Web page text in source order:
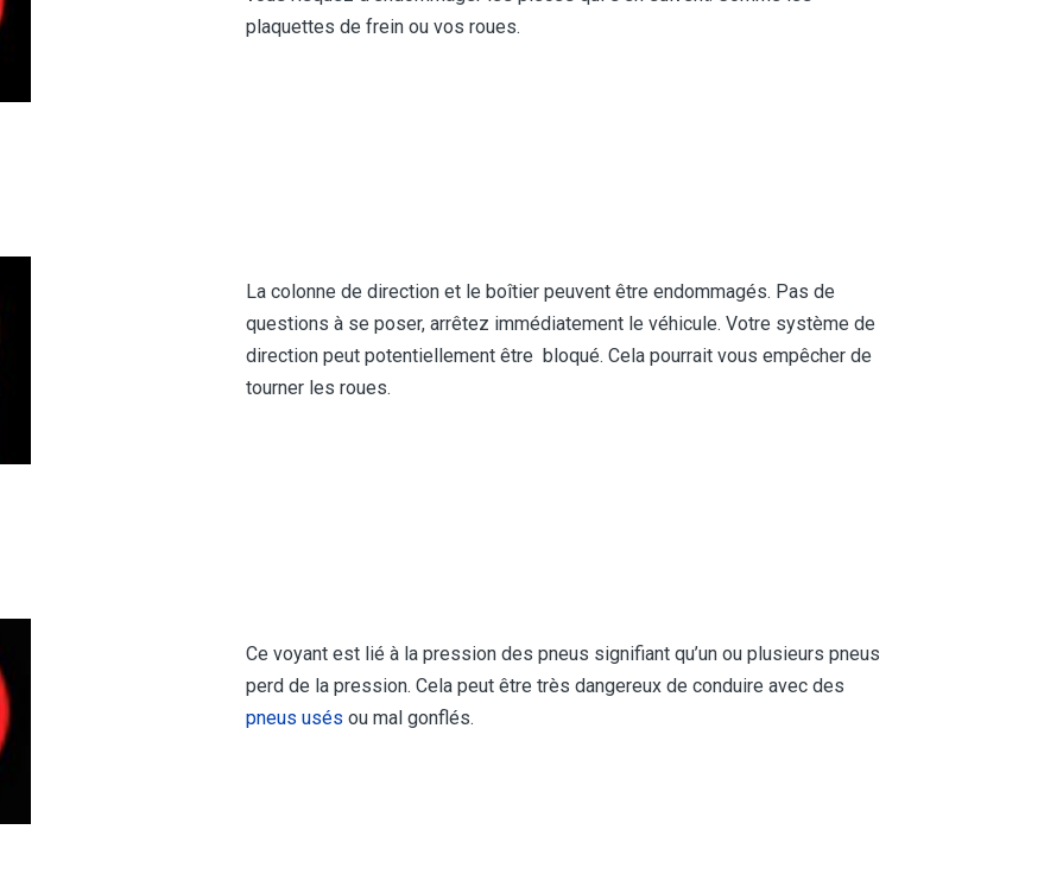
plaquettes de frein ou vos roues.
La colonne de direction et le boîtier peuvent être endommagés. Pas de
questions à se poser, arrêtez immédiatement le véhicule. Votre système de
direction peut potentiellement être bloqué. Cela pourrait vous empêcher de
tourner les roues.
Ce voyant est lié à la pression des pneus signifiant qu’un ou plusieurs pneus
perd de la pression. Cela peut être très dangereux de conduire avec des
pneus usés ou mal gonflés.